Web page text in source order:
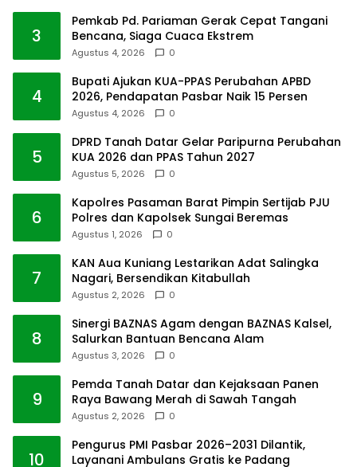
3
Pemkab Pd. Pariaman Gerak Cepat Tangani
Bencana, Siaga Cuaca Ekstrem
Agustus 4, 2026 0
4
Bupati Ajukan KUA-PPAS Perubahan APBD
2026, Pendapatan Pasbar Naik 15 Persen
Agustus 4, 2026 0
5
DPRD Tanah Datar Gelar Paripurna Perubahan
KUA 2026 dan PPAS Tahun 2027
Agustus 5, 2026 0
6
Kapolres Pasaman Barat Pimpin Sertijab PJU
Polres dan Kapolsek Sungai Beremas
Agustus 1, 2026 0
7
KAN Aua Kuniang Lestarikan Adat Salingka
Nagari, Bersendikan Kitabullah
Agustus 2, 2026 0
8
Sinergi BAZNAS Agam dengan BAZNAS Kalsel,
Salurkan Bantuan Bencana Alam
Agustus 3, 2026 0
9
Pemda Tanah Datar dan Kejaksaan Panen
Raya Bawang Merah di Sawah Tangah
Agustus 2, 2026 0
10
Pengurus PMI Pasbar 2026–2031 Dilantik,
Layanani Ambulans Gratis ke Padang